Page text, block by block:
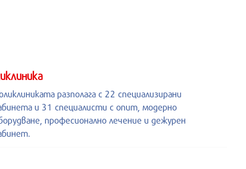
разполага с 22 специализирани
и 31 специалисти с опит, модерно
професионално лечение и дежурен